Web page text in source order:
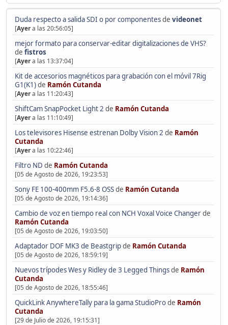
Duda respecto a salida SDI o por componentesde videonet
[Ayera las 20:56:05]
mejor formato para conservar-editar digitalizaciones de VHS?
de fistros
[Ayera las 13:37:04]
Kit de accesorios magnéticos para grabación con el móvil 7Rig
G1(K1)de Ramón Cutanda
[Ayera las 11:20:43]
ShiftCam SnapPocket Light 2 de Ramón Cutanda
[Ayera las 11:10:49]
Los televisores Hisense estrenan Dolby Vision 2 de Ramón
Cutanda
[Ayera las 10:22:46]
Filtro ND de Ramón Cutanda
[05 de Agosto de 2026, 19:23:53]
Sony FE 100-400mm F5.6-8 OSSde Ramón Cutanda
[05 de Agosto de 2026, 19:14:36]
Cambio de voz en tiempo real con NCH Voxal Voice Changerde
Ramón Cutanda
[05 de Agosto de 2026, 19:03:50]
Adaptador DOF MK3 de Beastgripde Ramón Cutanda
[05 de Agosto de 2026, 18:59:19]
Nuevos trípodes Wes y Ridley de 3 Legged Thingsde Ramón
Cutanda
[05 de Agosto de 2026, 18:55:46]
QuickLink AnywhereTally para la gama StudioProde Ramón
Cutanda
[29 de Julio de 2026, 19:15:31]